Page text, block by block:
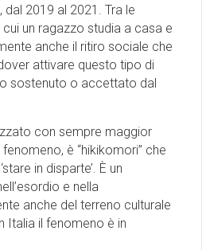
dal 2019 al 2021. Tra le
un ragazzo studia a casa e
anche il ritiro sociale che
attivare questo tipo di
sostenuto o accettato dal
con sempre maggior
è “hikikomori” che
in disparte’. È un
e nella
anche del terreno culturale
Italia il fenomeno è in